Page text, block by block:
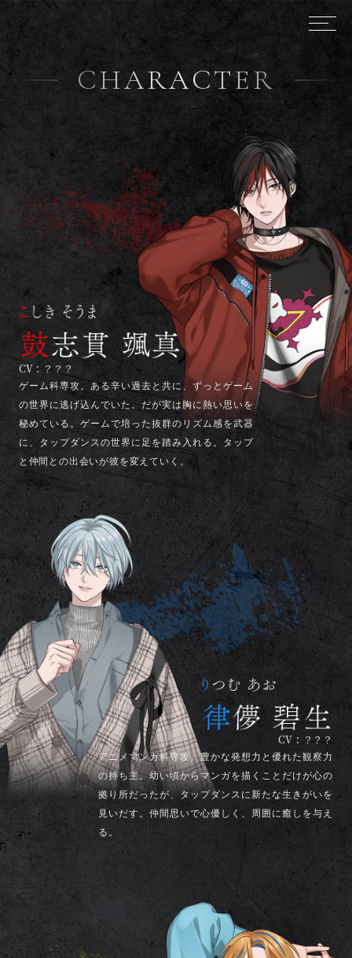
CHARACTER
CV：？？？
ゲーム科専攻。ある辛い過去と共に、ずっとゲーム
の世界に逃げ込んでいた。だが実は胸に熱い思いを
秘めている。ゲームで培った抜群のリズム感を武器
に、タップダンスの世界に足を踏み入れる。タップ
と仲間との出会いが彼を変えていく。
CV：？？？
アニメマンガ科専攻。豊かな発想力と優れた観察力
の持ち主。幼い頃からマンガを描くことだけが心の
拠り所だったが、タップダンスに新たな生きがいを
見いだす。仲間思いで心優しく、周囲に癒しを与え
る。